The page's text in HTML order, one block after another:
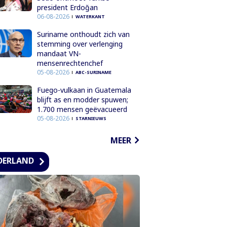
president Erdoğan
06-08-2026 WATERKANT
Suriname onthoudt zich van
stemming over verlenging
mandaat VN-
mensenrechtenchef
05-08-2026 ABC-SURINAME
Fuego-vulkaan in Guatemala
blijft as en modder spuwen;
1.700 mensen geëvacueerd
05-08-2026 STARNIEUWS
MEER